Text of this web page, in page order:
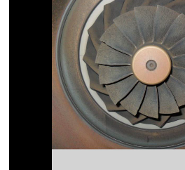
中车鼓风机
美国寿力空压机零部件
英格索兰COOPER离心机
微电脑控制器
复盛离心机零件